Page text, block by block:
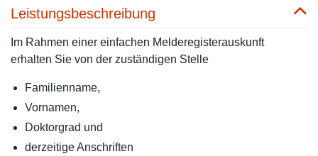
Leistungsbeschreibung
Im Rahmen einer einfachen Melderegisterauskunft
erhalten Sie von der zuständigen Stelle
Familienname,
Vornamen,
Doktorgrad und
derzeitige Anschriften